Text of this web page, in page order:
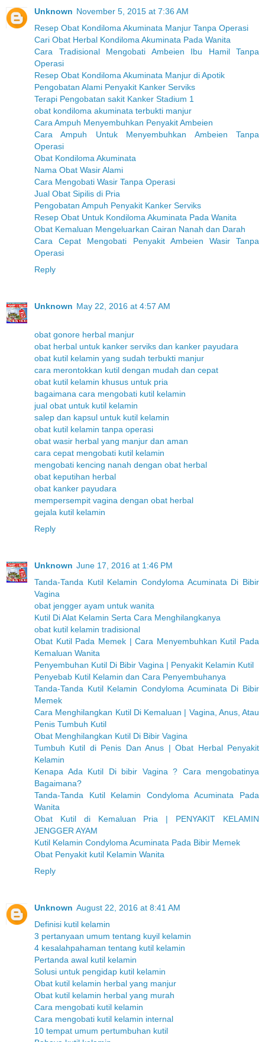
Unknown November 5, 2015 at 7:36 AM
Resep Obat Kondiloma Akuminata Manjur Tanpa Operasi
Cari Obat Herbal Kondiloma Akuminata Pada Wanita
Cara Tradisional Mengobati Ambeien Ibu Hamil Tanpa
Operasi
Resep Obat Kondiloma Akuminata Manjur di Apotik
Pengobatan Alami Penyakit Kanker Serviks
Terapi Pengobatan sakit Kanker Stadium 1
obat kondiloma akuminata terbukti manjur
Cara Ampuh Menyembuhkan Penyakit Ambeien
Cara Ampuh Untuk Menyembuhkan Ambeien Tanpa
Operasi
Obat Kondiloma Akuminata
Nama Obat Wasir Alami
Cara Mengobati Wasir Tanpa Operasi
Jual Obat Sipilis di Pria
Pengobatan Ampuh Penyakit Kanker Serviks
Resep Obat Untuk Kondiloma Akuminata Pada Wanita
Obat Kemaluan Mengeluarkan Cairan Nanah dan Darah
Cara Cepat Mengobati Penyakit Ambeien Wasir Tanpa
Operasi
Reply
Unknown May 22, 2016 at 4:57 AM
obat gonore herbal manjur
obat herbal untuk kanker serviks dan kanker payudara
obat kutil kelamin yang sudah terbukti manjur
cara merontokkan kutil dengan mudah dan cepat
obat kutil kelamin khusus untuk pria
bagaimana cara mengobati kutil kelamin
jual obat untuk kutil kelamin
salep dan kapsul untuk kutil kelamin
obat kutil kelamin tanpa operasi
obat wasir herbal yang manjur dan aman
cara cepat mengobati kutil kelamin
mengobati kencing nanah dengan obat herbal
obat keputihan herbal
obat kanker payudara
mempersempit vagina dengan obat herbal
gejala kutil kelamin
Reply
Unknown June 17, 2016 at 1:46 PM
Tanda-Tanda Kutil Kelamin Condyloma Acuminata Di Bibir
Vagina
obat jengger ayam untuk wanita
Kutil Di Alat Kelamin Serta Cara Menghilangkanya
obat kutil kelamin tradisional
Obat Kutil Pada Memek | Cara Menyembuhkan Kutil Pada
Kemaluan Wanita
Penyembuhan Kutil Di Bibir Vagina | Penyakit Kelamin Kutil
Penyebab Kutil Kelamin dan Cara Penyembuhanya
Tanda-Tanda Kutil Kelamin Condyloma Acuminata Di Bibir
Memek
Cara Menghilangkan Kutil Di Kemaluan | Vagina, Anus, Atau
Penis Tumbuh Kutil
Obat Menghilangkan Kutil Di Bibir Vagina
Tumbuh Kutil di Penis Dan Anus | Obat Herbal Penyakit
Kelamin
Kenapa Ada Kutil Di bibir Vagina ? Cara mengobatinya
Bagaimana?
Tanda-Tanda Kutil Kelamin Condyloma Acuminata Pada
Wanita
Obat Kutil di Kemaluan Pria | PENYAKIT KELAMIN
JENGGER AYAM
Kutil Kelamin Condyloma Acuminata Pada Bibir Memek
Obat Penyakit kutil Kelamin Wanita
Reply
Unknown August 22, 2016 at 8:41 AM
Definisi kutil kelamin
3 pertanyaan umum tentang kuyil kelamin
4 kesalahpahaman tentang kutil kelamin
Pertanda awal kutil kelamin
Solusi untuk pengidap kutil kelamin
Obat kutil kelamin herbal yang manjur
Obat kutil kelamin herbal yang murah
Cara mengobati kutil kelamin
Cara mengobati kutil kelamin internal
10 tempat umum pertumbuhan kutil